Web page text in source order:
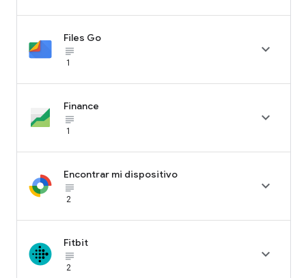
Files Go
subject_black
1

Finance
subject_black
1

Encontrar mi dispositivo
subject_black
2

Fitbit
subject_black
2
